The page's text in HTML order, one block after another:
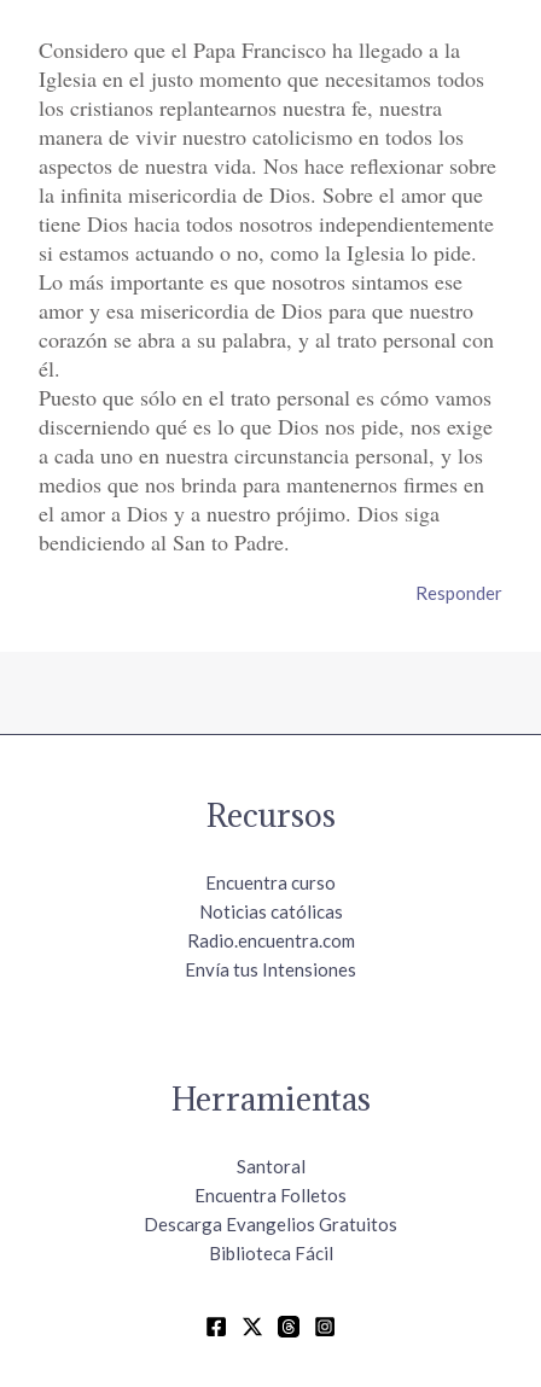
Considero que el Papa Francisco ha llegado a la
Iglesia en el justo momento que necesitamos todos
los cristianos replantearnos nuestra fe, nuestra
manera de vivir nuestro catolicismo en todos los
aspectos de nuestra vida. Nos hace reflexionar sobre
la infinita misericordia de Dios. Sobre el amor que
tiene Dios hacia todos nosotros independientemente
si estamos actuando o no, como la Iglesia lo pide.
Lo más importante es que nosotros sintamos ese
amor y esa misericordia de Dios para que nuestro
corazón se abra a su palabra, y al trato personal con
él.
Puesto que sólo en el trato personal es cómo vamos
discerniendo qué es lo que Dios nos pide, nos exige
a cada uno en nuestra circunstancia personal, y los
medios que nos brinda para mantenernos firmes en
el amor a Dios y a nuestro prójimo. Dios siga
bendiciendo al San to Padre.
Responder
Recursos
Encuentra curso
Noticias católicas
Radio.encuentra.com
Envía tus Intensiones
Herramientas
Santoral
Encuentra Folletos
Descarga Evangelios Gratuitos
Biblioteca Fácil